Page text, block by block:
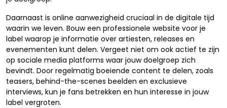
Daarnaast is online aanwezigheid cruciaal in de digitale tijd
waarin we leven. Bouw een professionele website voor je
label waarop je informatie over artiesten, releases en
evenementen kunt delen. Vergeet niet om ook actief te zijn
op sociale media platforms waar jouw doelgroep zich
bevindt. Door regelmatig boeiende content te delen, zoals
teasers, behind-the-scenes beelden en exclusieve
interviews, kun je fans betrekken en hun interesse in jouw
label vergroten.